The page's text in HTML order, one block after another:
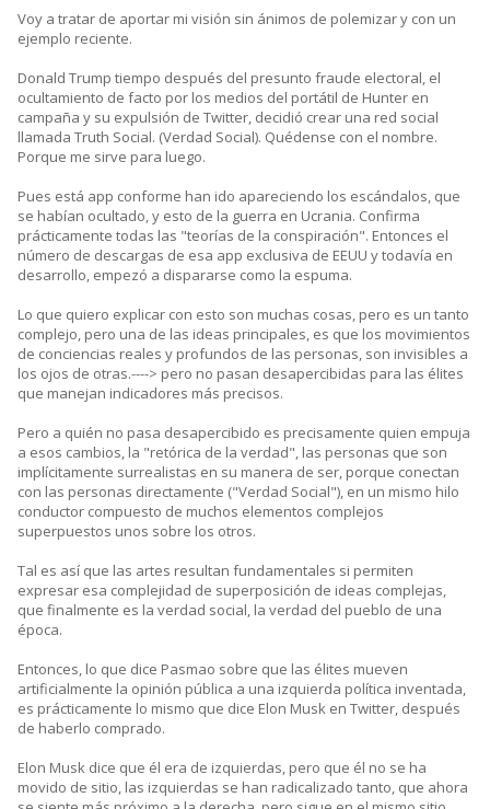
Voy a tratar de aportar mi visión sin ánimos de polemizar y con un
ejemplo reciente.
Donald Trump tiempo después del presunto fraude electoral, el
ocultamiento de facto por los medios del portátil de Hunter en
campaña y su expulsión de Twitter, decidió crear una red social
llamada Truth Social. (Verdad Social). Quédense con el nombre.
Porque me sirve para luego.
Pues está app conforme han ido apareciendo los escándalos, que
se habían ocultado, y esto de la guerra en Ucrania. Confirma
prácticamente todas las "teorías de la conspiración". Entonces el
número de descargas de esa app exclusiva de EEUU y todavía en
desarrollo, empezó a dispararse como la espuma.
Lo que quiero explicar con esto son muchas cosas, pero es un tanto
complejo, pero una de las ideas principales, es que los movimientos
de conciencias reales y profundos de las personas, son invisibles a
los ojos de otras.----> pero no pasan desapercibidas para las élites
que manejan indicadores más precisos.
Pero a quién no pasa desapercibido es precisamente quien empuja
a esos cambios, la "retórica de la verdad", las personas que son
implícitamente surrealistas en su manera de ser, porque conectan
con las personas directamente ("Verdad Social"), en un mismo hilo
conductor compuesto de muchos elementos complejos
superpuestos unos sobre los otros.
Tal es así que las artes resultan fundamentales si permiten
expresar esa complejidad de superposición de ideas complejas,
que finalmente es la verdad social, la verdad del pueblo de una
época.
Entonces, lo que dice Pasmao sobre que las élites mueven
artificialmente la opinión pública a una izquierda política inventada,
es prácticamente lo mismo que dice Elon Musk en Twitter, después
de haberlo comprado.
Elon Musk dice que él era de izquierdas, pero que él no se ha
movido de sitio, las izquierdas se han radicalizado tanto, que ahora